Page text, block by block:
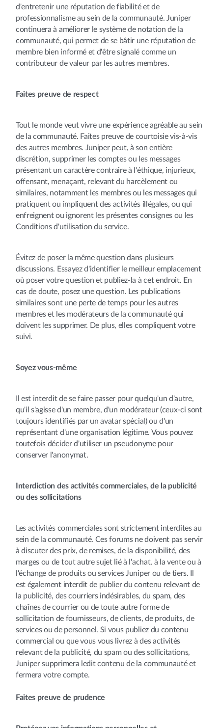
d'entretenir une réputation de fiabilité et de
professionnalisme au sein de la communauté. Juniper
continuera à améliorer le système de notation de la
communauté, qui permet de se bâtir une réputation de
membre bien informé et d'être signalé comme un
contributeur de valeur par les autres membres.
Faites preuve de respect
Tout le monde veut vivre une expérience agréable au sein
de la communauté. Faites preuve de courtoisie vis-à-vis
des autres membres. Juniper peut, à son entière
discrétion, supprimer les comptes ou les messages
présentant un caractère contraire à l'éthique, injurieux,
offensant, menaçant, relevant du harcèlement ou
similaires, notamment les membres ou les messages qui
pratiquent ou impliquent des activités illégales, ou qui
enfreignent ou ignorent les présentes consignes ou les
Conditions d'utilisation du service.
Évitez de poser la même question dans plusieurs
discussions. Essayez d'identifier le meilleur emplacement
où poser votre question et publiez-la à cet endroit. En
cas de doute, posez une question. Les publications
similaires sont une perte de temps pour les autres
membres et les modérateurs de la communauté qui
doivent les supprimer. De plus, elles compliquent votre
suivi.
Soyez vous-même
Il est interdit de se faire passer pour quelqu'un d'autre,
qu'il s'agisse d'un membre, d'un modérateur (ceux-ci sont
toujours identifiés par un avatar spécial) ou d'un
représentant d'une organisation légitime. Vous pouvez
toutefois décider d'utiliser un pseudonyme pour
conserver l'anonymat.
Interdiction des activités commerciales, de la publicité
ou des sollicitations
Les activités commerciales sont strictement interdites au
sein de la communauté. Ces forums ne doivent pas servir
à discuter des prix, de remises, de la disponibilité, des
marges ou de tout autre sujet lié à l'achat, à la vente ou à
l'échange de produits ou services Juniper ou de tiers. Il
est également interdit de publier du contenu relevant de
la publicité, des courriers indésirables, du spam, des
chaînes de courrier ou de toute autre forme de
sollicitation de fournisseurs, de clients, de produits, de
services ou de personnel. Si vous publiez du contenu
commercial ou que vous vous livrez à des activités
relevant de la publicité, du spam ou des sollicitations,
Juniper supprimera ledit contenu de la communauté et
fermera votre compte.
Faites preuve de prudence